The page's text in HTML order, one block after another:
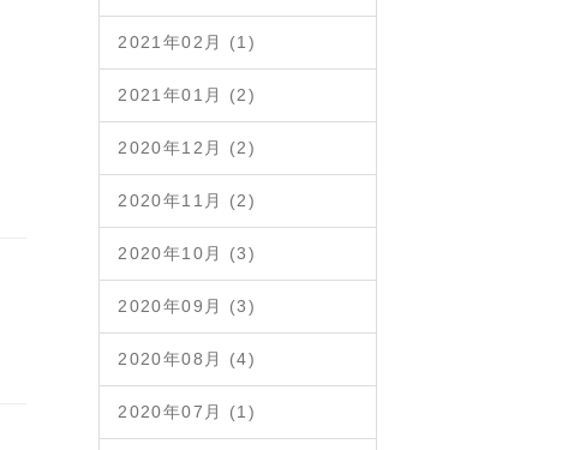
2021年02月 (1)
2021年01月 (2)
2020年12月 (2)
2020年11月 (2)
2020年10月 (3)
2020年09月 (3)
2020年08月 (4)
2020年07月 (1)